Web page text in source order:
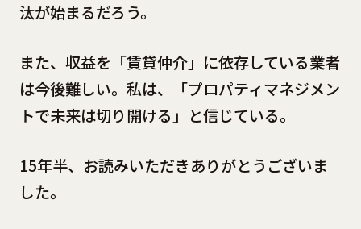
汰が始まるだろう。
また、収益を「賃貸仲介」に依存している業者
は今後難しい。私は、「プロパティマネジメン
トで未来は切り開ける」と信じている。
15年半、お読みいただきありがとうございま
した。